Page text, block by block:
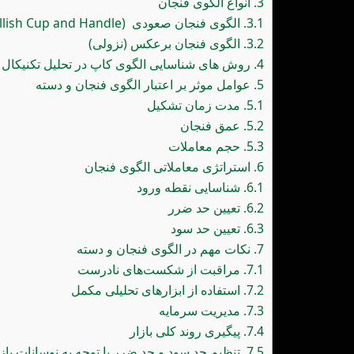
3.1. الگوی فنجان صعودی (Bullish Cup and Handle)
3.2. الگوی فنجان برعکس (نزولی)
4. روش های شناسایی الگوی کاپ در تحلیل تکنیکال
5. عوامل موثر بر اعتبار الگوی فنجان و دسته
5.1. مدت زمان تشکیل
5.2. عمق فنجان
5.3. حجم معاملات
6. استراتژی معاملاتی الگوی فنجان
6.1. شناسایی نقطه ورود
6.2. تعیین حد ضرر
6.3. تعیین حد سود
7. نکات مهم در الگوی فنجان و دسته
7.1. مراقبت از شکست‌های نادرست
7.2. استفاده از ابزارهای تحلیلی مکمل
7.3. مدیریت سرمایه
7.4. پیگیری روند کلی بازار